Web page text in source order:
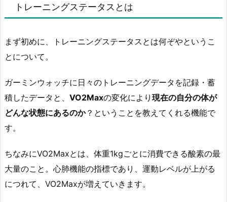
トレーニングステータスとは
まず初めに、トレーニングステータスとは何ぞやというこ
とについて。
ガーミンウォッチに日々のトレーニングデータを記録・蓄
積したデータと、 VO2Maxの変化により 現在の自分の体が
どんな状態にあるのか？ということを教えてくれる機能で
す。
ちなみにVO2Maxとは、体重1kgごとに消費できる酸素の最
大量のこと。心肺機能の指標であり、運動レベルが上がる
につれて、VO2Maxが増えていきます。